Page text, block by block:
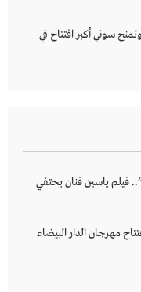
سوني أكبر افتتاح في
فيلم ياسين فنان يحتفي
مهرجان الدار البيضاء